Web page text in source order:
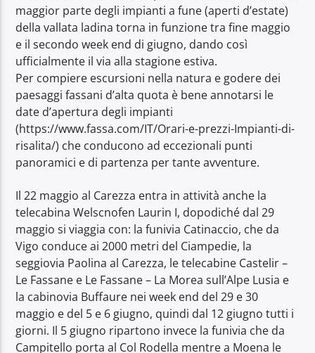
maggior parte degli impianti a fune (aperti d’estate)
della vallata ladina torna in funzione tra fine maggio
e il secondo week end di giugno, dando così
ufficialmente il via alla stagione estiva.
Per compiere escursioni nella natura e godere dei
paesaggi fassani d’alta quota è bene annotarsi le
date d’apertura degli impianti
(https://www.fassa.com/IT/Orari-e-prezzi-Impianti-di-
risalita/) che conducono ad eccezionali punti
panoramici e di partenza per tante avventure.
Il 22 maggio al Carezza entra in attività anche la
telecabina Welscnofen Laurin I, dopodiché dal 29
maggio si viaggia con: la funivia Catinaccio, che da
Vigo conduce ai 2000 metri del Ciampedie, la
seggiovia Paolina al Carezza, le telecabine Castelir –
Le Fassane e Le Fassane – La Morea sull’Alpe Lusia e
la cabinovia Buffaure nei week end del 29 e 30
maggio e del 5 e 6 giugno, quindi dal 12 giugno tutti i
giorni. Il 5 giugno ripartono invece la funivia che da
Campitello porta al Col Rodella mentre a Moena le